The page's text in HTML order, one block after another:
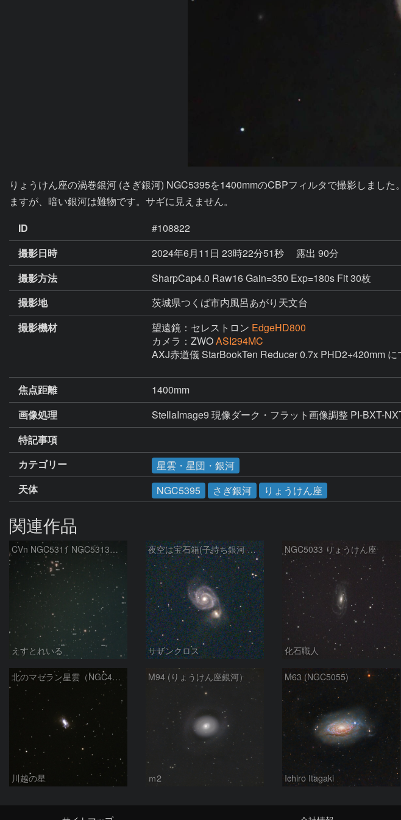
りょうけん座の渦巻銀河 (さぎ銀河) NGC5395を1400mmのCBPフィルタで撮影しまし
ますが、暗い銀河は難物です。サギに見えません。
ID
#108822
撮影日時
2024年6月11日 23時22分51秒
露出 90分
撮影方法
SharpCap4.0 Raw16 Gain=350 Exp=180s Fit 30枚
撮影地
茨城県つくば市内風呂あがり天文台
撮影機材
望遠鏡：セレストロン EdgeHD800
カメラ：ZWOASI294MC
AXJ赤道儀 StarBookTen Reducer 0.7x PHD2+420mm
焦点距離
1400mm
画像処理
StellaImage9 現像ダーク・フラット画像調整 PI-BXT-
特記事項
カテゴリー
星雲・星団・銀河
天体
NGC5395 さぎ銀河 りょうけん座
関連作品
CVn NGC5311 NGC5313付近
えすとれいる
夜空は宝石箱(子持ち銀河 M51) Seestar50
サザンクロス
NGC5033 りょうけん座
化石職人
北のマゼラン星雲（NGC4440)
川越の星
M94 (りょうけん座銀河）
ｍ2
M63 (NGC5055)
Ichiro Itagaki